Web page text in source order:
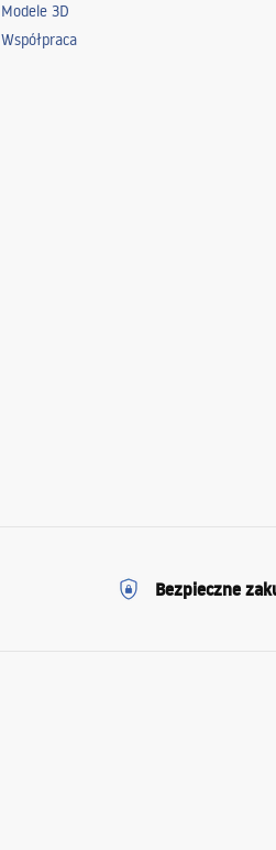
Modele 3D
Współpraca
Bezpieczne